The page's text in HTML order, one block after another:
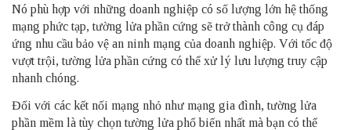
Nó phù hợp với những doanh nghiệp có số lượng lớn hệ thống
mạng phức tạp, tường lửa phần cứng sẽ trở thành công cụ đáp
ứng nhu cầu bảo vệ an ninh mạng của doanh nghiệp. Với tốc độ
vượt trội, tường lửa phần cứng có thể xử lý lưu lượng truy cập
nhanh chóng.
Đối với các kết nối mạng nhỏ như mạng gia đình, tường lửa
phần mềm là tùy chọn tường lửa phổ biến nhất mà bạn có thể